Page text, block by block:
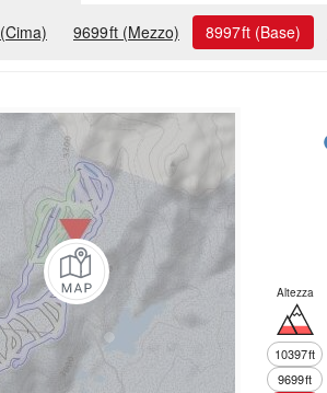
(Cima) 9699ft (Mezzo) 8997ft (Base)
Altezza
10397ft
9699ft